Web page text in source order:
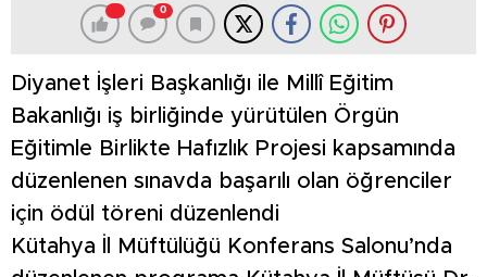
0
Diyanet İşleri Başkanlığı ile Millî Eğitim
Bakanlığı iş birliğinde yürütülen Örgün
Eğitimle Birlikte Hafızlık Projesi kapsamında
düzenlenen sınavda başarılı olan öğrenciler
için ödül töreni düzenlendi
Kütahya İl Müftülüğü Konferans Salonu’nda